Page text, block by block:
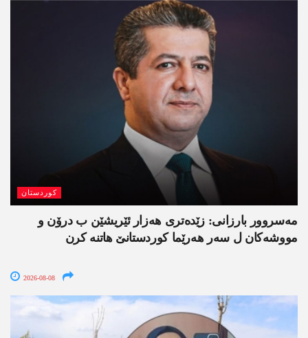
کوردستان
مەسروور بارزانی: زێدەتری ھەزار ئێریشێن ب درۆن و
مووشەکان ل سەر ھەرێما کوردستانێ ھاتنە کرن
2026-08-08